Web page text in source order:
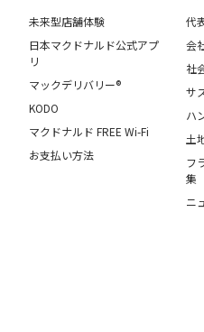
未来型店舗体験
日本マクドナルド公式アプ
リ
マックデリバリー®
KODO
マクドナルド FREE Wi-Fi
お支払い方法
代
会
社
サ
ハ
土
フ
集
ニ